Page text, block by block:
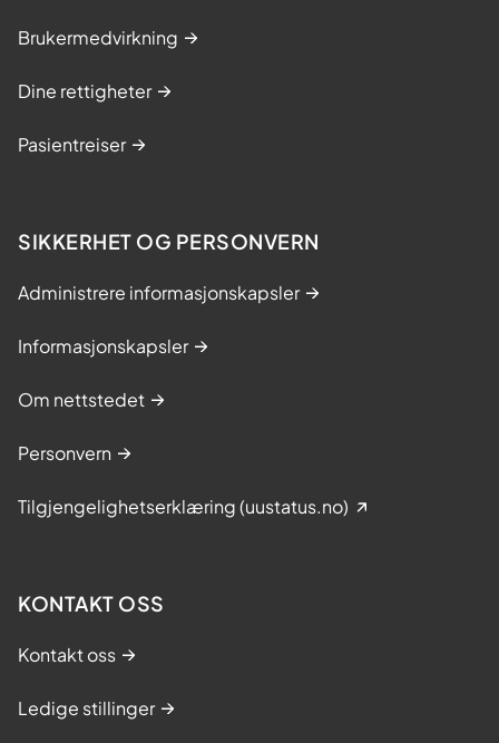
Brukermedvirkning
Dine rettigheter
Pasientreiser
SIKKERHET OG PERSONVERN
Administrere informasjonskapsler
Informasjonskapsler
Om nettstedet
Personvern
Tilgjengelighetserklæring (uustatus.no)
KONTAKT OSS
Kontakt oss
Ledige stillinger